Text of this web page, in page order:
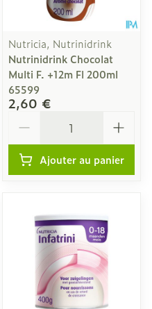
Nutricia, Nutrinidrink
Nutrinidrink Chocolat
Multi F. +12m Fl 200ml
65599
2,60 €
Ajouter au panier